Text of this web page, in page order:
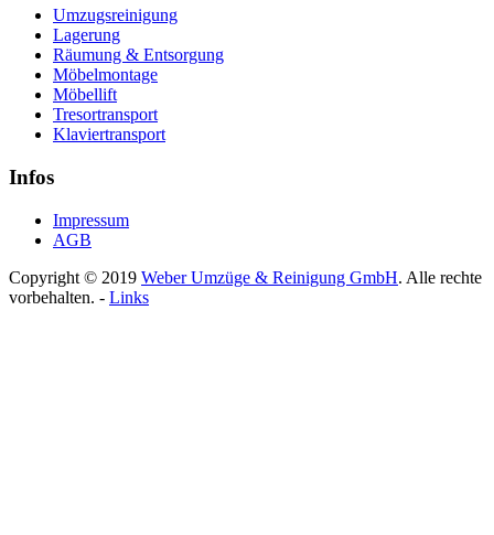
Umzugsreinigung
Lagerung
Räumung & Entsorgung
Möbelmontage
Möbellift
Tresortransport
Klaviertransport
Infos
Impressum
AGB
Copyright © 2019 Weber Umzüge & Reinigung GmbH. Alle rechte
vorbehalten. - Links